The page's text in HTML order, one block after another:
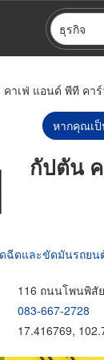
ธุรกิจ
คาเฟ่ แอนด์ พีที คา
หากคุณเป็
กัปตัน
ฉีดและขัดมันรถยน
116 ถนนโพนพิสั
083-667-2728
17.416769,